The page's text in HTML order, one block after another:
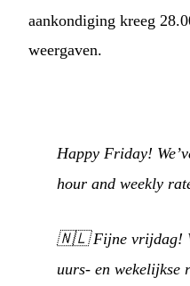
aankondiging kreeg
weergaven.
Happy Friday!
hour and weekly
🇳🇱Fijne vrijdag!
uurs- en wekelijkse